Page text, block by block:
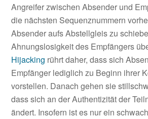
Angreifer zwischen Absender und
die nächsten Sequenznummern
Absender aufs Abstellgleis zu
Ahnungslosigkeit des Empfängers
Hijacking rührt daher, dass sich
Empfänger lediglich zu Beginn ihrer
vorstellen. Danach gehen sie
dass sich an der Authentizität der
ändert. Insofern ist es nur ein